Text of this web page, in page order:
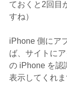
ておくと2回目
すね）
iPhone 側にア
ば、サイトに
の iPhone を認
表示してくれま